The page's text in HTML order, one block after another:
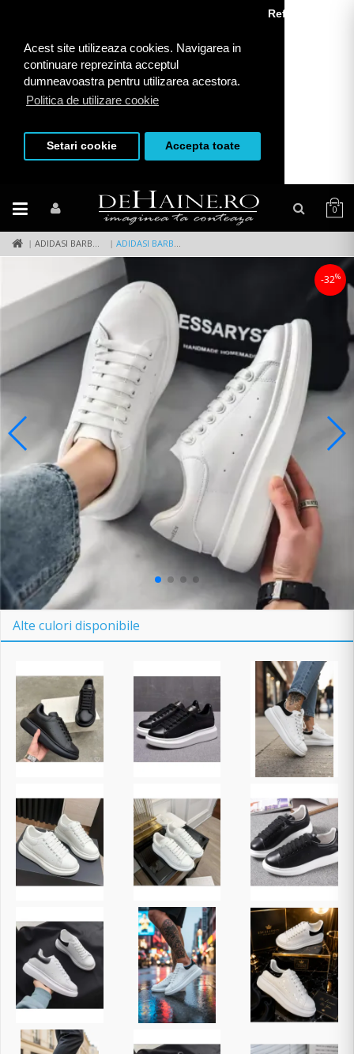
Acest site utilizeaza cookies. Navigarea in
continuare reprezinta acceptul
dumneavoastra pentru utilizarea acestora.
Politica de utilizare cookie
Refuza toate
Setari cookie Accepta toate
0
ADIDASI BARBATI ADIDASI BARBATI CASUAL VIP ZR 111
-32%
Alte culori disponibile